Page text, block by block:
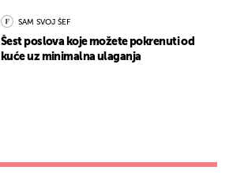
SAM SVOJ ŠEF
Šest poslova koje možete pokrenuti od
kuće uz minimalna ulaganja